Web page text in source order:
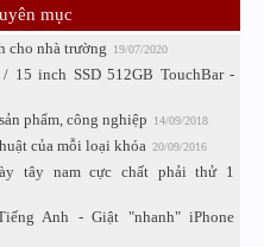
mục
cho nhà trường 19/07/2020
15 inch SSD 512GB TouchBar -
phẩm, công nghiệp 14/09/2018
của mỗi loại khóa 20/09/2016
tây nam cực chất phải thử 1
Anh - Giật "nhanh" iPhone